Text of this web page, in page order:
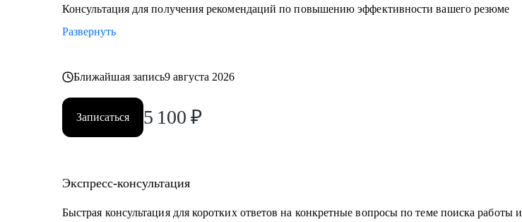
• E-commerce
Обращаю внимание, что специализируюсь только на российском рынке поиска работы.
Консультация для получения рекомендаций по повышению эффективности вашего резюме
Развернуть
Ближайшая запись9 августа 2026
Записаться 5 100 ₽
Экспресс-консультация
Быстрая консультация для коротких ответов на конкретные вопросы по теме поиска работы и